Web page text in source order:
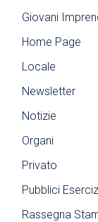
Giovani
Home Page
Locale
Newsletter
Notizie
Organi
Privato
Pubblici
Rassegna